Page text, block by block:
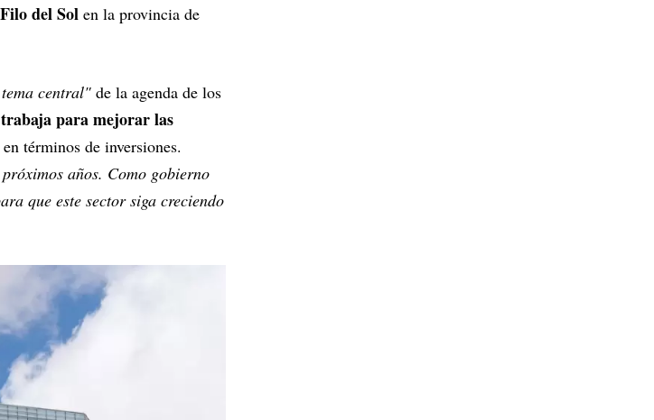
Filo del Sol en la provincia de
central" de la agenda de los
para mejorar las
en términos de inversiones.
años. Como gobierno
que este sector siga creciendo